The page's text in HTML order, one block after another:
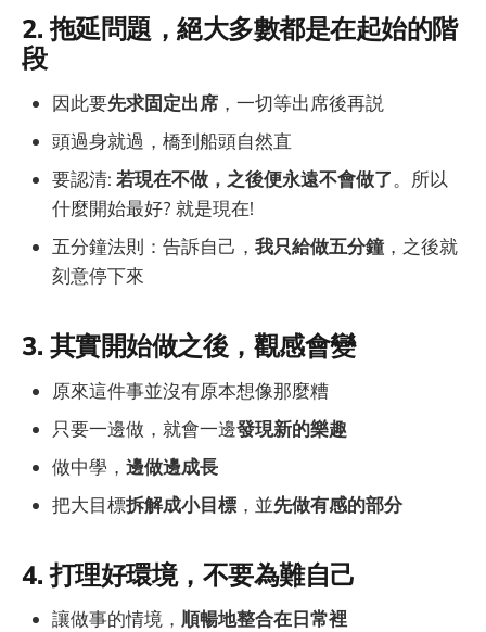
2. 拖延問題，絕大多數都是在起始的階
段
因此要先求固定出席 ，一切等出席後再説
頭過身就過，橋到船頭自然直
要認清: 若現在不做，之後便永遠不會做了。所以
什麼開始最好? 就是現在!
五分鐘法則：告訴自己， 我只給做五分鐘 ，之後就
刻意停下來
3. 其實開始做之後，觀感會變
原來這件事並沒有原本想像那麼糟
只要一邊做，就會一邊發現新的樂趣
做中學， 邊做邊成長
把大目標拆解成小目標 ，並先做有感的部分
4. 打理好環境，不要為難自己
讓做事的情境， 順暢地整合在日常裡